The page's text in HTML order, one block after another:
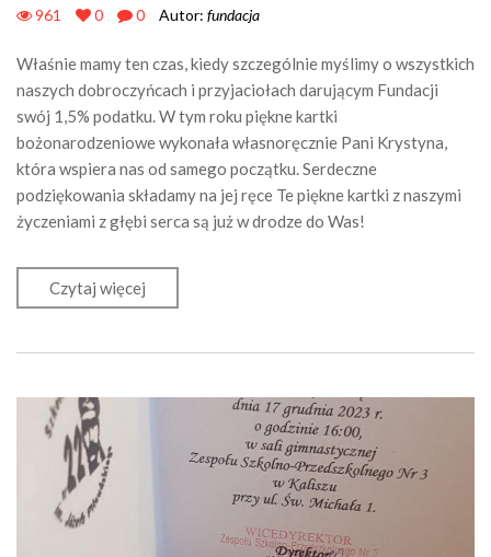
961 0 0 Autor: fundacja
Właśnie mamy ten czas, kiedy szczególnie myślimy o wszystkich
naszych dobroczyńcach i przyjaciołach darującym Fundacji
swój 1,5% podatku. W tym roku piękne kartki
bożonarodzeniowe wykonała własnoręcznie Pani Krystyna,
która wspiera nas od samego początku. Serdeczne
podziękowania składamy na jej ręce Te piękne kartki z naszymi
życzeniami z głębi serca są już w drodze do Was!
Czytaj więcej